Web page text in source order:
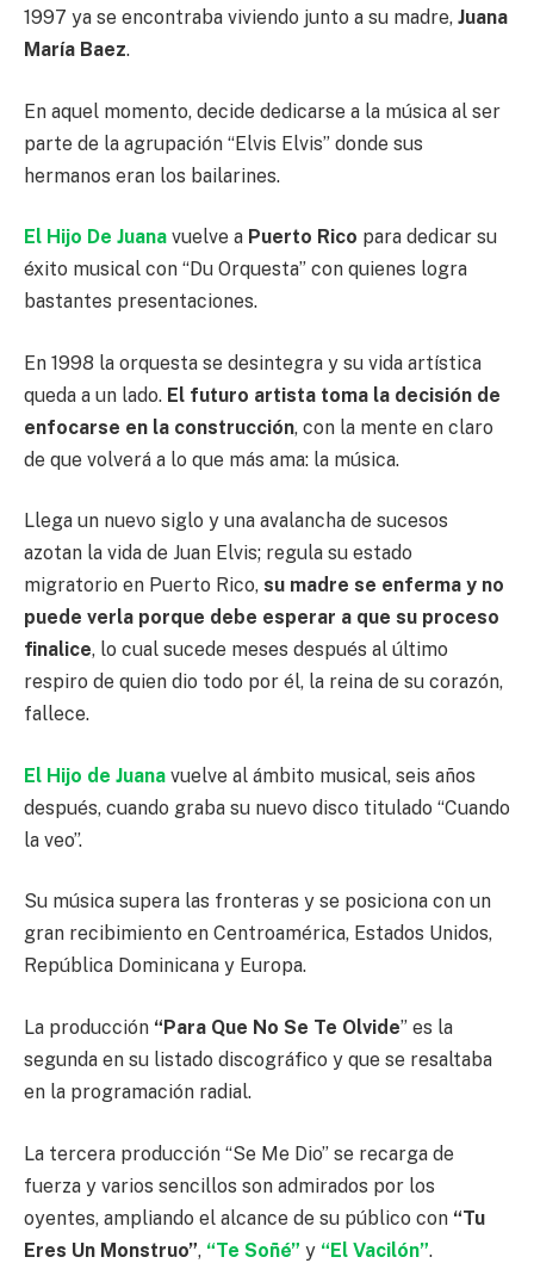
1997 ya se encontraba viviendo junto a su madre, Juana
María Baez.
En aquel momento, decide dedicarse a la música al ser
parte de la agrupación “Elvis Elvis” donde sus
hermanos eran los bailarines.
El Hijo De Juana vuelve a Puerto Rico para dedicar su
éxito musical con “Du Orquesta” con quienes logra
bastantes presentaciones.
En 1998 la orquesta se desintegra y su vida artística
queda a un lado. El futuro artista toma la decisión de
enfocarse en la construcción, con la mente en claro
de que volverá a lo que más ama: la música.
Llega un nuevo siglo y una avalancha de sucesos
azotan la vida de Juan Elvis; regula su estado
migratorio en Puerto Rico, su madre se enferma y no
puede verla porque debe esperar a que su proceso
finalice, lo cual sucede meses después al último
respiro de quien dio todo por él, la reina de su corazón,
fallece.
El Hijo de Juana vuelve al ámbito musical, seis años
después, cuando graba su nuevo disco titulado “Cuando
la veo”.
Su música supera las fronteras y se posiciona con un
gran recibimiento en Centroamérica, Estados Unidos,
República Dominicana y Europa.
La producción “Para Que No Se Te Olvide” es la
segunda en su listado discográfico y que se resaltaba
en la programación radial.
La tercera producción “Se Me Dio” se recarga de
fuerza y varios sencillos son admirados por los
oyentes, ampliando el alcance de su público con “Tu
Eres Un Monstruo”, “Te Soñé” y “El Vacilón”.